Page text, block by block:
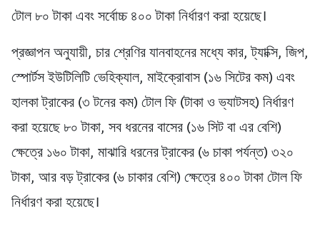
টোল ৮০ টাকা এবং সর্বোচ্চ ৪০০ টাকা নির্ধারণ করা হয়েছে।
প্রজ্ঞাপন অনুযায়ী, চার শ্রেণির যানবাহনের মধ্যে কার, ট্যাক্সি, জিপ,
স্পোর্টস ইউটিলিটি ভেহিক্যাল, মাইক্রোবাস (১৬ সিটের কম) এবং
হালকা ট্রাকের (৩ টনের কম) টোল ফি (টাকা ও ভ্যাটসহ) নির্ধারণ
করা হয়েছে ৮০ টাকা, সব ধরনের বাসের (১৬ সিট বা এর বেশি)
ক্ষেত্রে ১৬০ টাকা, মাঝারি ধরনের ট্রাকের (৬ চাকা পর্যন্ত) ৩২০
টাকা, আর বড় ট্রাকের (৬ চাকার বেশি) ক্ষেত্রে ৪০০ টাকা টোল ফি
নির্ধারণ করা হয়েছে।